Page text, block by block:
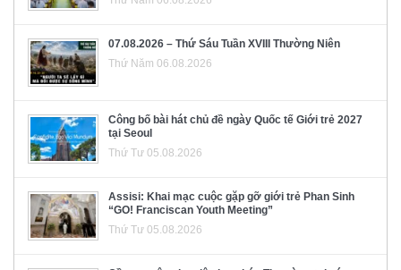
07.08.2026 – Thứ Sáu Tuần XVIII Thường Niên
Thứ Năm 06.08.2026
Công bố bài hát chủ đề ngày Quốc tế Giới trẻ 2027
tại Seoul
Thứ Tư 05.08.2026
Assisi: Khai mạc cuộc gặp gỡ giới trẻ Phan Sinh
“GO! Franciscan Youth Meeting”
Thứ Tư 05.08.2026